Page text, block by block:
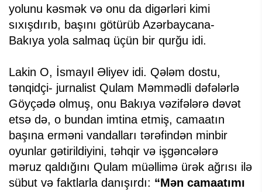
yolunu kəsmək və onu da digərləri kimi
sıxışdırıb, başını götürüb Azərbaycana-
Bakıya yola salmaq üçün bir qurğu idi.
Lakin O, İsmayıl Əliyev idi. Qələm dostu,
tənqidçi- jurnalist Qulam Məmmədli dəfələrlə
Göyçədə olmuş, onu Bakıya vəzifələrə dəvət
etsə də, o bundan imtina etmiş, camaatın
başına erməni vandalları tərəfindən minbir
oyunlar gətirildiyini, təhqir və işgəncələrə
məruz qaldığını Qulam müəllimə ürək ağrısı ilə
sübut və faktlarla danışırdı: “Mən camaatımı